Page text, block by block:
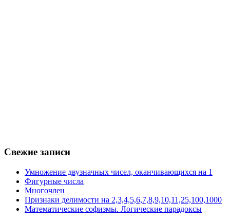
Свежие записи
Умножение двузначных чисел, оканчивающихся на 1
Фигурные числа
Многочлен
Признаки делимости на 2,3,4,5,6,7,8,9,10,11,25,100,1000
Математические софизмы. Логические парадоксы